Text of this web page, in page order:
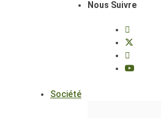
Nous Suivre
Société